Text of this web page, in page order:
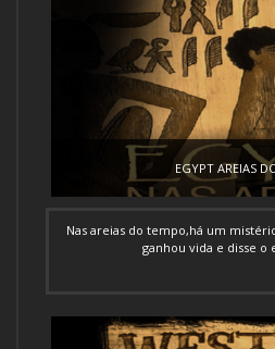
EGYPT AREIAS
Nas areias do tempo,há um
ganhou vida e disse o